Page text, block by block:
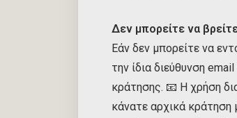
Δεν μπορείτε να
Εάν δεν μπορείτε να
την ίδια διεύθυνση
κράτησης. 📧 Η χρήση
κάνατε αρχικά κράτηση